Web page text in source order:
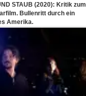
STAUB (2020): Kritik zum
Bullenritt durch ein
Amerika.